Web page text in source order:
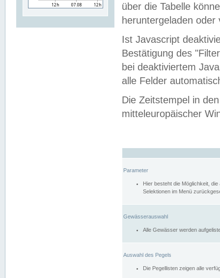
über die Tabelle
heruntergeladen oder
Ist Javascript
Bestätigung des
bei deaktiviertem
alle Felder
Die Zeitstempel in
mitteleuropäischer
Parameter
Hier besteht die Möglichkeit,
Selektionen im Menü
Gewässerauswahl
Alle Gewässer werden
Auswahl des Pegels
Die Pegellisten zeigen alle